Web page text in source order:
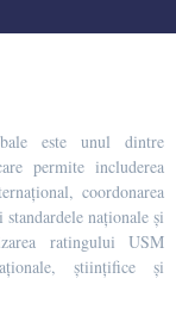
este unul dintre
permite includerea
coordonarea
naționale și
ratingului USM
științifice și